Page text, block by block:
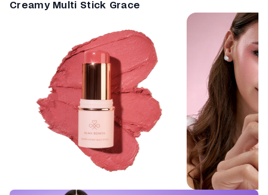
Creamy Multi Stick Grace